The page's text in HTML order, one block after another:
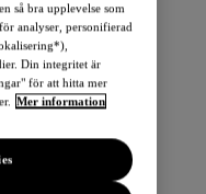
så bra upplevelse som
analyser, personifierad
Din integritet är
för att hitta mer
Mer information